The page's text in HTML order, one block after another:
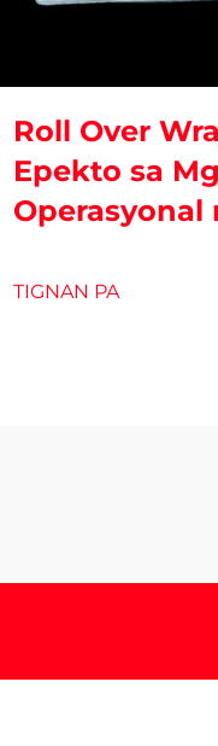
Roll Over
Epekto sa
Operasyonal
TIGNAN PA